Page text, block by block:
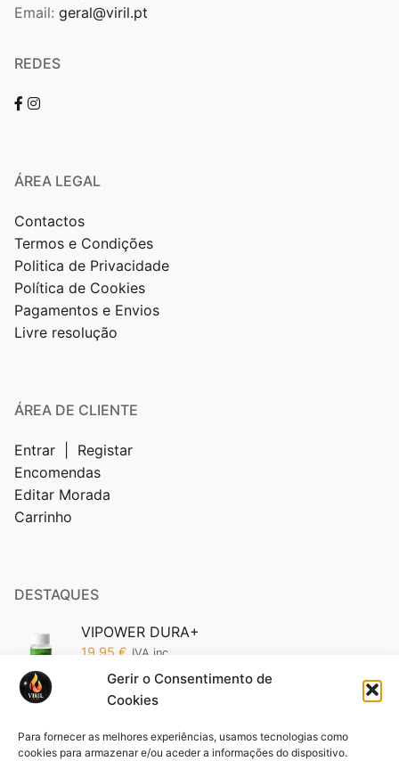
Gerir o Consentimento de
Cookies
Para fornecer as melhores experiências, usamos tecnologias como
cookies para armazenar e/ou aceder a informações do dispositivo.
Email: geral@viril.pt
REDES
ÁREA LEGAL
Contactos
Termos e Condições
Politica de Privacidade
Política de Cookies
Pagamentos e Envios
Livre resolução
ÁREA DE CLIENTE
Entrar | Registar
Encomendas
Editar Morada
Carrinho
DESTAQUES
VIPOWER DURA+
19,95 € IVA inc.
Vipower 5200 Edição Ouro: O Poder da
Sofisticação em Suas Mãos (Cópia)
19,95€ IVA inc.